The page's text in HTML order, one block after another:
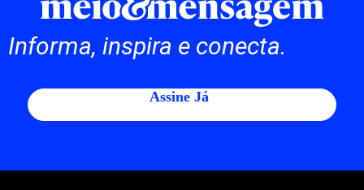
Informa, inspira e conecta.
Assine Já